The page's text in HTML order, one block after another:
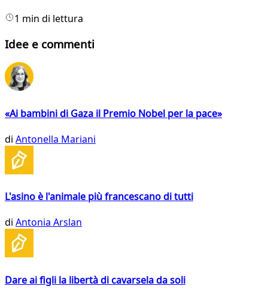
1 min di lettura
Idee e commenti
«Ai bambini di Gaza il Premio Nobel per la pace»
di Antonella Mariani
L'asino è l'animale più francescano di tutti
di Antonia Arslan
Dare ai figli la libertà di cavarsela da soli